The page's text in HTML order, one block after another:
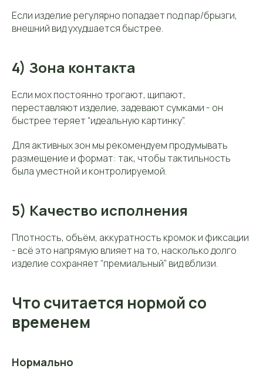
Если изделие регулярно попадает под пар/брызги,
внешний вид ухудшается быстрее.
4) Зона контакта
Если мох постоянно трогают, щипают,
переставляют изделие, задевают сумками - он
быстрее теряет “идеальную картинку”.
Для активных зон мы рекомендуем продумывать
размещение и формат: так, чтобы тактильность
была уместной и контролируемой.
5) Качество исполнения
Плотность, объём, аккуратность кромок и фиксации
- всё это напрямую влияет на то, насколько долго
изделие сохраняет “премиальный” вид вблизи.
Что считается нормой со
временем
Нормально